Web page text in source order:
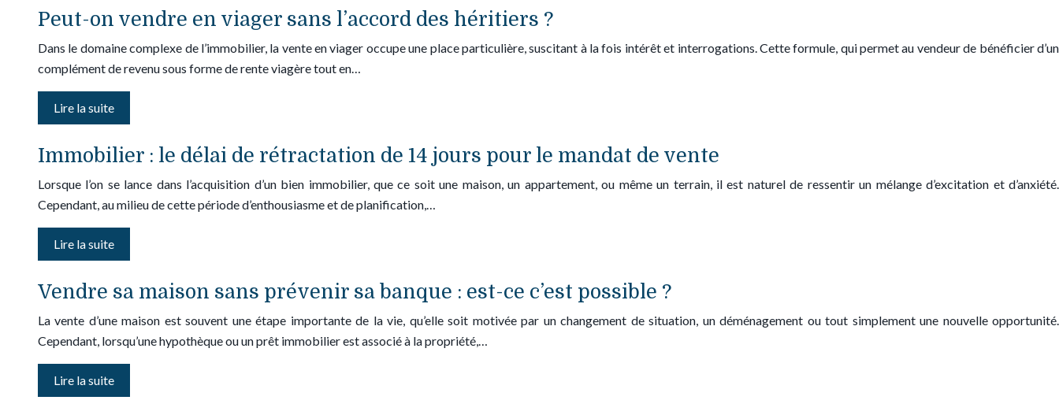
Peut-on vendre en viager sans l’accord des héritiers ?
Dans le domaine complexe de l’immobilier, la vente en viager occupe une place particulière, suscitant à la fois intérêt et interrogations. Cette formule, qui permet au vendeur de bénéficier d’un
complément de revenu sous forme de rente viagère tout en…
Lire la suite
Immobilier : le délai de rétractation de 14 jours pour le mandat de vente
Lorsque l’on se lance dans l’acquisition d’un bien immobilier, que ce soit une maison, un appartement, ou même un terrain, il est naturel de ressentir un mélange d’excitation et d’anxiété.
Cependant, au milieu de cette période d’enthousiasme et de planification,…
Lire la suite
Vendre sa maison sans prévenir sa banque : est-ce c’est possible ?
La vente d’une maison est souvent une étape importante de la vie, qu’elle soit motivée par un changement de situation, un déménagement ou tout simplement une nouvelle opportunité.
Cependant, lorsqu’une hypothèque ou un prêt immobilier est associé à la propriété,…
Lire la suite